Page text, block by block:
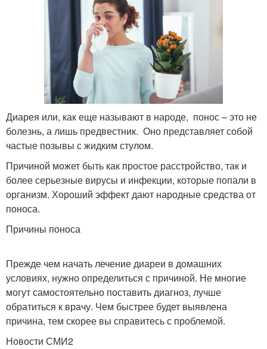
Диарея или, как еще называют в народе, понос – это не
болезнь, а лишь предвестник. Оно представляет собой
частые позывы с жидким стулом.
Причиной может быть как простое расстройство, так и
более серьезные вирусы и инфекции, которые попали в
организм. Хороший эффект дают народные средства от
поноса.
Причины поноса
Прежде чем начать лечение диареи в домашних
условиях, нужно определиться с причиной. Не многие
могут самостоятельно поставить диагноз, лучше
обратиться к врачу. Чем быстрее будет выявлена
причина, тем скорее вы справитесь с проблемой.
Новости СМИ2